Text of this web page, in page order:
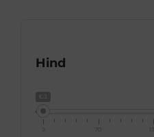
Hind